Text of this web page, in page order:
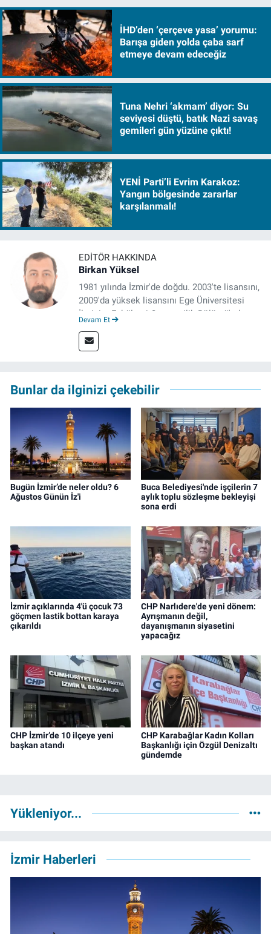
İHD’den ‘çerçeve yasa’ yorumu:
Barışa giden yolda çaba sarf
etmeye devam edeceğiz
Tuna Nehri ‘akmam’ diyor: Su
seviyesi düştü, batık Nazi savaş
gemileri gün yüzüne çıktı!
YENİ Parti’li Evrim Karakoz:
Yangın bölgesinde zararlar
karşılanmalı!
EDITÖR HAKKINDA
Birkan Yüksel
1981 yılında İzmir'de doğdu. 2003'te lisansını,
2009'da yüksek lisansını Ege Üniversitesi
İletişim Fakültesi Gazetecilik Bölümü'nde
tezinden hareketle yazdığı "İdeoloji ve
Gündelik Hayatta Milliyetçilik" adlı kitabı,
ve editör olarak görev yapmaktadır.
Devam Et
Bunlar da ilginizi çekebilir
Bugün İzmir’de neler oldu? 6
Ağustos Günün İz'i
Buca Belediyesi'nde işçilerin 7
aylık toplu sözleşme bekleyişi
sona erdi
İzmir açıklarında 4'ü çocuk 73
göçmen lastik bottan karaya
çıkarıldı
CHP Narlıdere'de yeni dönem:
Ayrışmanın değil,
dayanışmanın siyasetini
yapacağız
CHP İzmir’de 10 ilçeye yeni
başkan atandı
CHP Karabağlar Kadın Kolları
Başkanlığı için Özgül Denizaltı
gündemde
Yükleniyor...
İzmir Haberleri